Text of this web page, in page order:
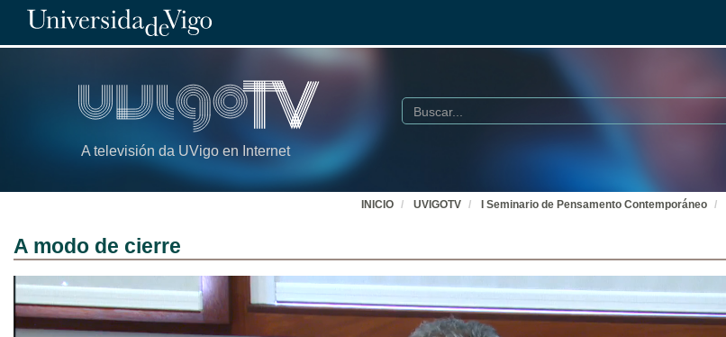
A televisión da UVigo en Internet
Buscar
INICIO UVIGOTV I Seminario de Pensamento Contemporáneo
A modo de cierre